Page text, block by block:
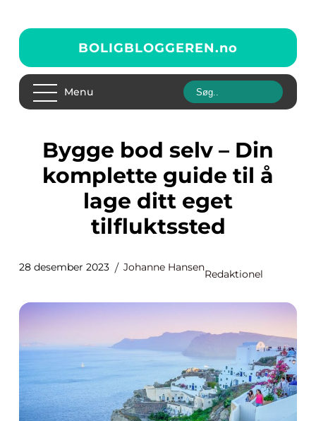
BOLIGBLOGGEREN.no
Menu
Bygge bod selv – Din
komplette guide til å
lage ditt eget
tilfluktssted
28 desember 2023 Johanne Hansen
Redaktionel